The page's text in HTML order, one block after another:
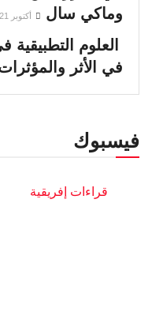
وماكي سال
أكتوبر 21, 2024
العلوم
في الأثر
فيسبوك